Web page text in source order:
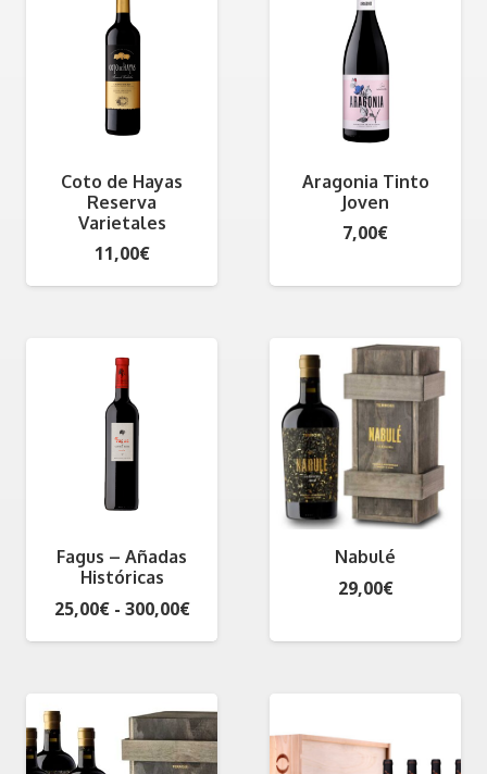
Coto de Hayas
Reserva
Varietales
11,00€
Aragonia Tinto
Joven
7,00€
Fagus – Añadas
Históricas
25,00€ - 300,00€Rango
de
25,00€
hasta
Nabulé
29,00€